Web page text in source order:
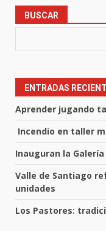
BUSCAR
ENTRADAS
Aprender jugando
Incendio en taller
Inauguran la
Valle de Santiago
unidades
Los Pastores: